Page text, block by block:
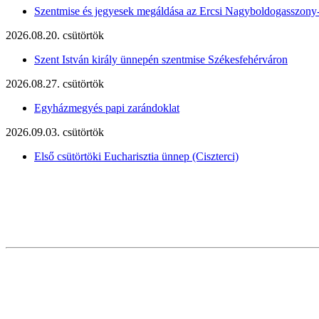
Szentmise és jegyesek megáldása az Ercsi
2026.08.20. csütörtök
Szent István király ünnepén szentmise Székesfehérváron
2026.08.27. csütörtök
Egyházmegyés papi zarándoklat
2026.09.03. csütörtök
Első csütörtöki Eucharisztia ünnep (Ciszterci)